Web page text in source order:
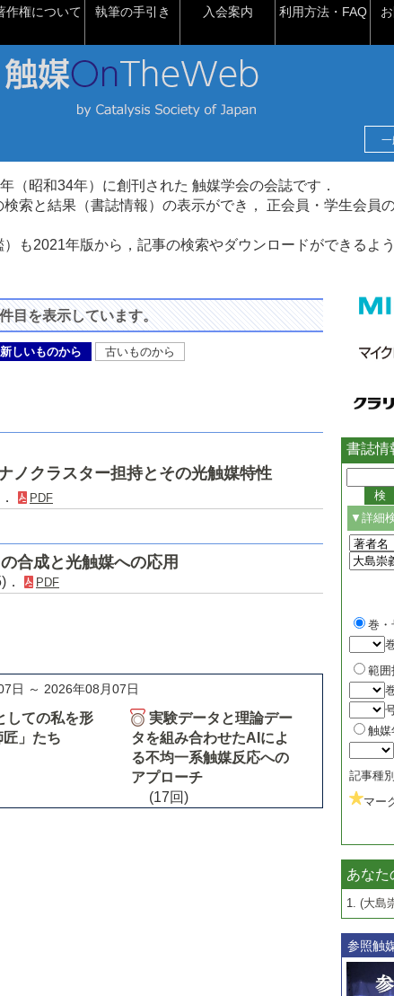
作権について 執筆の手引き 入会案内 利用方法・FAQ
（昭和34年）に創刊された 触媒学会の会誌です．
索と結果（書誌情報）の表示ができ， 正会員・学生会員
も2021年版から，記事の検索やダウンロードができるよ
目を表示しています。
新しいものから 古いものから
ノクラスター担持とその光触媒特性
PDF
合成と光触媒への応用
． PDF
日 ～ 2026年08月07日
しての私を形
」たち
実験データと理論デー
タを組み合わせたAIによ
る不均一系触媒反応への
アプローチ
(17回)
書誌情
▼詳細
巻・
範囲
触媒
記事種別
マー
あなた
1. (大島
参照触